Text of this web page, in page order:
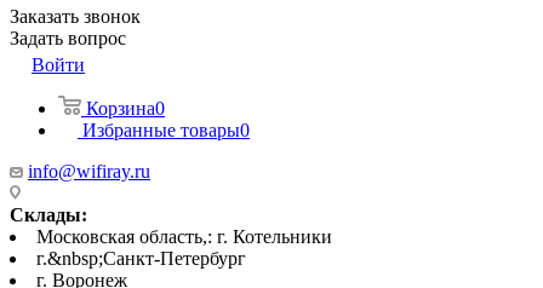
Заказать звонок
Задать вопрос
Войти
Корзина0
Избранные товары0
info@wifiray.ru
Склады:
Московская область,: г. Котельники
г.&nbsp;Санкт-Петербург
г. Воронеж